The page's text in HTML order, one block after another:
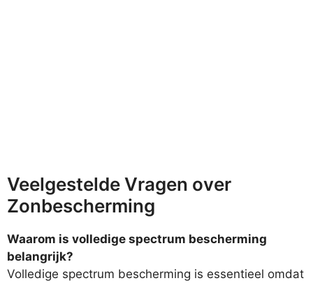
Veelgestelde Vragen over
Zonbescherming
Waarom is volledige spectrum bescherming
belangrijk?
Volledige spectrum bescherming is essentieel omdat